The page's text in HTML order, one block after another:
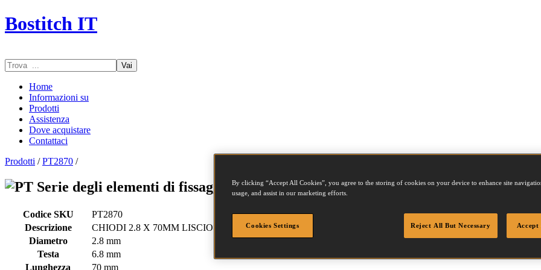
Bostitch IT
Vai
Home
Informazioni su
Prodotti
Assistenza
Dove acquistare
Contattaci
Prodotti /PT2870 /
Serie degli elementi di fissaggio - PT2870
Codice SKU
PT2870
Descrizione
CHIODI 2.8 X 70MM LISCIO
Diametro
2.8 mm
Testa
6.8 mm
Lunghezza
70 mm
By clicking “Accept All Cookies”, you agree to the storing of cookies on your device to enhance site
usage, and assist in our marketing efforts.
Cookies Settings Reject All But Necessary Accept